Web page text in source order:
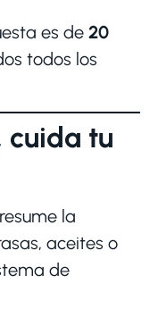
es de 20
todos los
cuida tu
resume la
aceites o
de